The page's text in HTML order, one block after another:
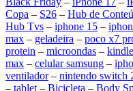
Copa – S26 – Hub de
Hub Tvs – iphone 15 –
max – geladeira – poco x7
protein – microondas – kindle
max – celular samsung –
ventilador– nintendo switch
– tablet – Bicicleta – Body